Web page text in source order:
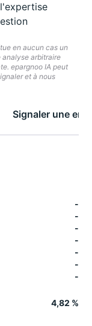
en aucun cas un
analyse arbitraire
epargnoo IA peut
et à nous
Signaler une
-
-
-
-
-
-
-
4,82 %